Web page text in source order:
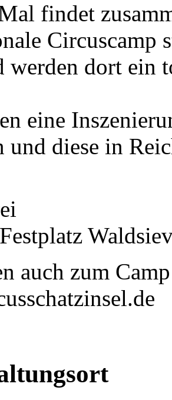
findet
Circuscamp
werden dort ein
eine
und diese in
auch zum